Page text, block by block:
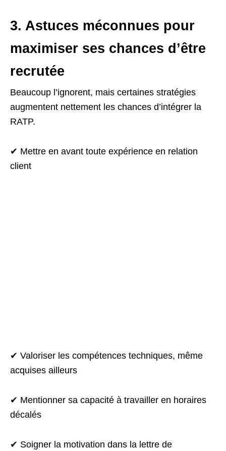
3. Astuces méconnues pour
maximiser ses chances d’être
recrutée
Beaucoup l’ignorent, mais certaines stratégies
augmentent nettement les chances d’intégrer la
RATP.
✔ Mettre en avant toute expérience en relation
client
✔ Valoriser les compétences techniques, même
acquises ailleurs
✔ Mentionner sa capacité à travailler en horaires
décalés
✔ Soigner la motivation dans la lettre de